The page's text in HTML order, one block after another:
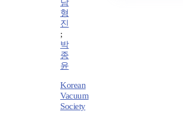
남
형
진
;
박
종
윤
Korean
Vacuum
Society